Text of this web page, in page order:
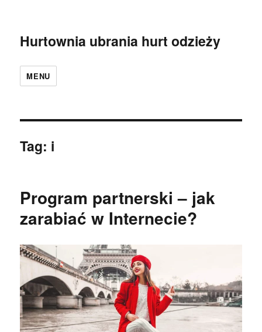
Hurtownia ubrania hurt odzieży
MENU
Tag: i
Program partnerski – jak
zarabiać w Internecie?